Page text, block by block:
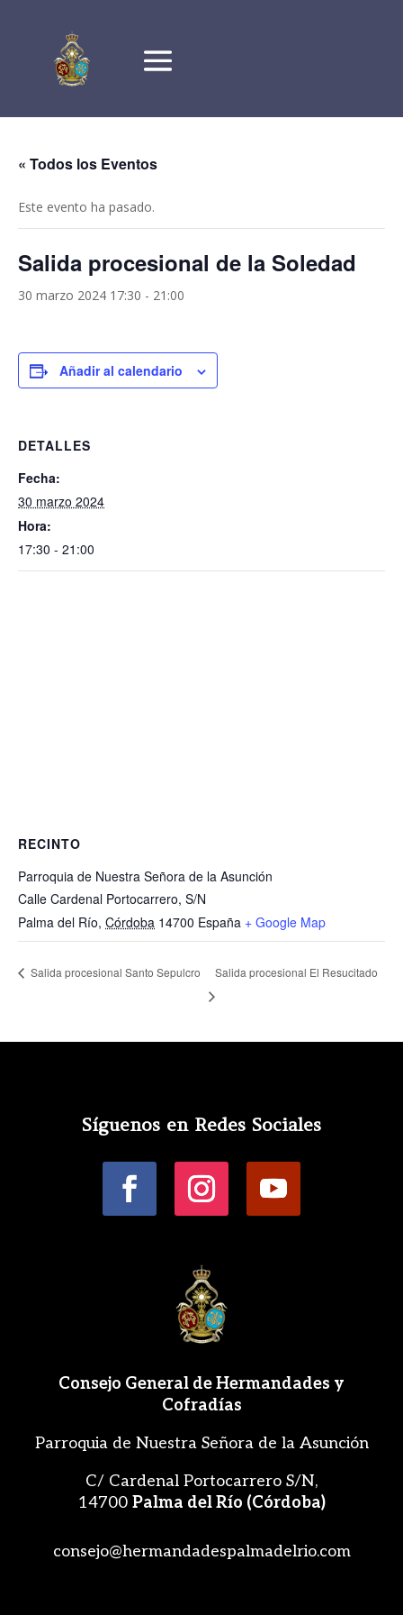
« Todos los Eventos
Este evento ha pasado.
Salida procesional de la Soledad
30 marzo 2024 17:30 - 21:00
Añadir al calendario
DETALLES
Fecha:
30 marzo 2024
Hora:
17:30 - 21:00
RECINTO
Parroquia de Nuestra Señora de la Asunción
Calle Cardenal Portocarrero, S/N
Palma del Río, Córdoba 14700 España + Google Map
Salida procesional Santo Sepulcro Salida procesional El Resucitado
Síguenos en Redes Sociales
Consejo General de Hermandades y
Cofradías
Parroquia de Nuestra Señora de la Asunción
C/ Cardenal Portocarrero S/N,
14700 Palma del Río (Córdoba)
consejo@hermandadespalmadelrio.com